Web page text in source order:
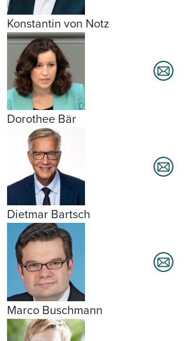
Konstantin von Notz
Dorothee Bär
Dietmar Bartsch
Marco Buschmann